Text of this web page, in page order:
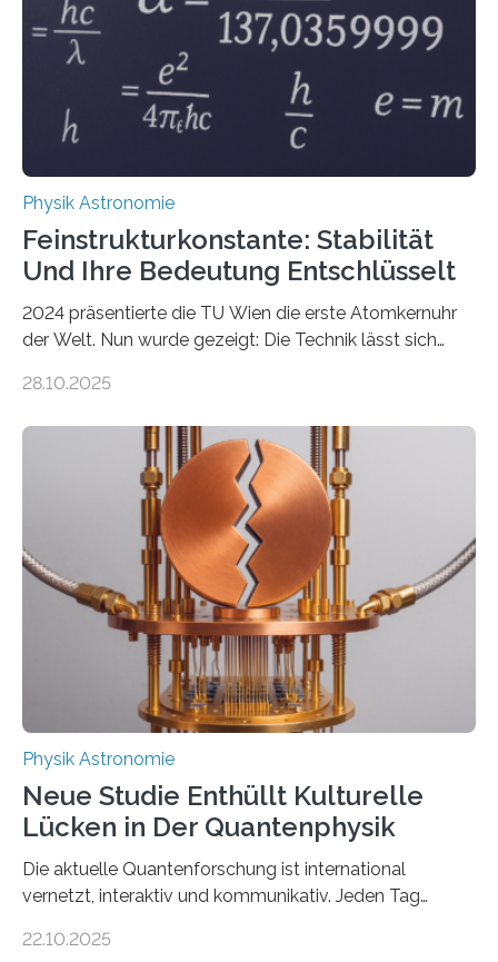
Physik Astronomie
Feinstrukturkonstante: Stabilität
Und Ihre Bedeutung Entschlüsselt
2024 präsentierte die TU Wien die erste Atomkernuhr
der Welt. Nun wurde gezeigt: Die Technik lässt sich
fundamentalen Physik nachzugehen. Thorium-
Messungen verwenden. Das hatte man jahrzehntelang
vermutet, weltweit war nach den passenden
Atomkern-Zuständen gesucht worden, 2024 gelang
einem Team der TU Wien mit Unterstützung
internationaler Partner der entscheidende Durchbruch:
Der lange diskutierte Thorium-Kernübergang wurde
gefunden. Kurz darauf konnte man zeigen, dass sich
Thorium tatsächlich nutzen lässt, um hochpräzise…
28.10.2025
Physik Astronomie
Neue Studie Enthüllt Kulturelle
Lücken in Der Quantenphysik
Die aktuelle Quantenforschung ist international
vernetzt, interaktiv und kommunikativ. Jeden Tag
oft von Autor*innen, die eng zusammenarbeiten. Neue
22.10.2025